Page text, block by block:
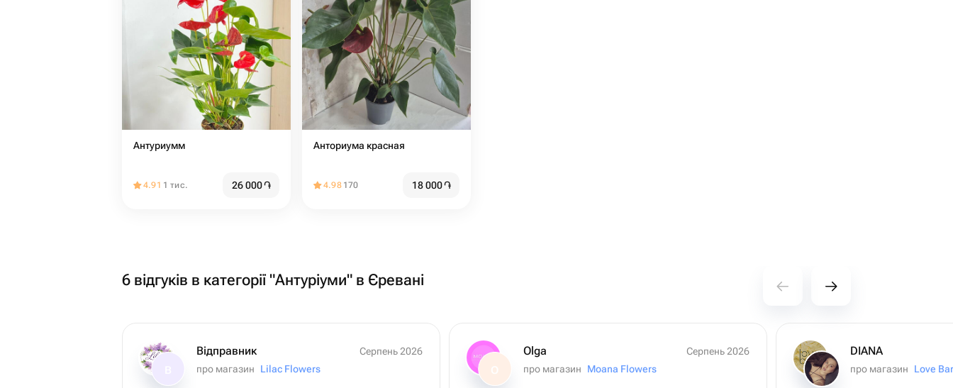
Антуриумм
4.91 1 тис. 26 000֏
Анториума красная
4.98 170 18 000֏
6 відгуків в категорії "Антуріуми" в Єревані
Відправник
Серпень 2026
про магазин
Lilac Flowers O
Olga
Серпень 2026
про магазин
Moana Flowers
DIANA
про магазин Love